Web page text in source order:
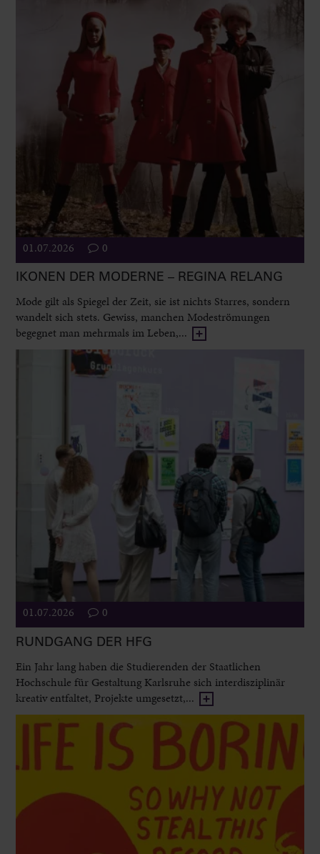
01.07.2026 0
IKONEN DER MODERNE – REGINA RELANG
Mode gilt als Spiegel der Zeit, sie ist nichts Starres, sondern
wandelt sich stets. Gewiss, manchen Modeströmungen
begegnet man mehrmals im Leben,...
01.07.2026 0
RUNDGANG DER HFG
Ein Jahr lang haben die Studierenden der Staatlichen
Hochschule für Gestaltung Karlsruhe sich interdisziplinär
kreativ entfaltet, Projekte umgesetzt,...